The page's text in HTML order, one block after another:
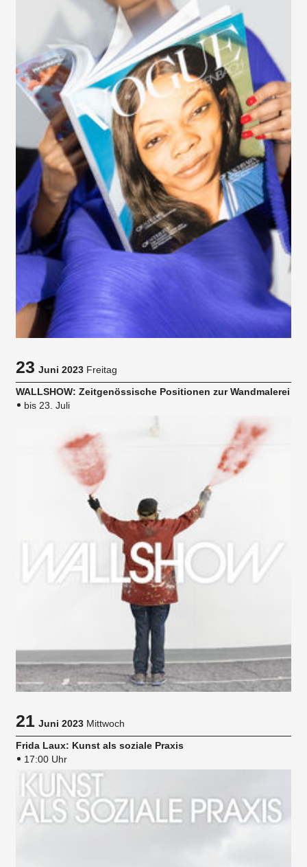
23Juni 2023 Freitag
WALLSHOW: Zeitgenössische Positionen zur Wandmalerei
bis 23. Juli
21Juni 2023 Mittwoch
Frida Laux: Kunst als soziale Praxis
17:00 Uhr